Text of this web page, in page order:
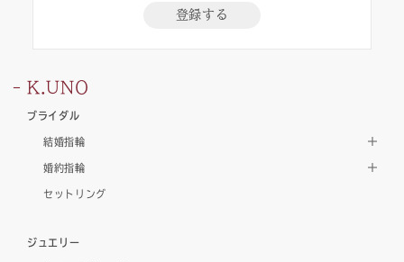
登録する
K.UNO
ブライダル
結婚指輪
婚約指輪
セットリング
ジュエリー